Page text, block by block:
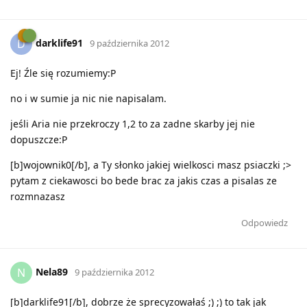
D darklife91 9 października 2012
Ej! Źle się rozumiemy:P
no i w sumie ja nic nie napisalam.
jeśli Aria nie przekroczy 1,2 to za zadne skarby jej nie
dopuszcze:P
[b]wojownik0[/b], a Ty słonko jakiej wielkosci masz psiaczki ;>
pytam z ciekawosci bo bede brac za jakis czas a pisalas ze
rozmnazasz
Odpowiedz
N Nela89 9 października 2012
[b]darklife91[/b], dobrze że sprecyzowałaś ;) ;) to tak jak